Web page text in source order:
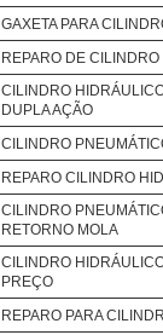
GAXETA PARA
REPARO DE
CILINDRO
DUPLA AÇÃO
CILINDRO
REPARO CILINDRO
CILINDRO
RETORNO MOLA
CILINDRO
PREÇO
REPARO PARA